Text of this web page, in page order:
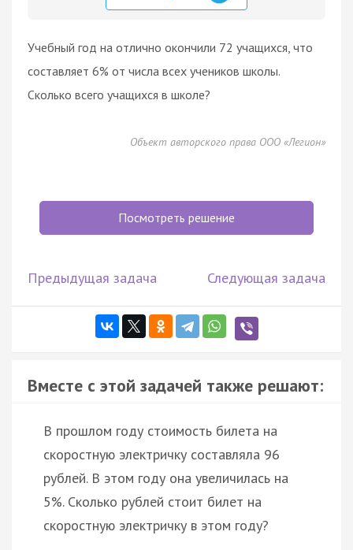
Учебный год на отлично окончили 72 учащихся, что
составляет 6% от числа всех учеников школы.
Сколько всего учащихся в школе?
Объект авторского права ООО «Легион»
Посмотреть решение
Предыдущая задача Следующая задача
Вместе с этой задачей также решают:
В прошлом году стоимость билета на
скоростную электричку составляла 96
рублей. В этом году она увеличилась на
5%. Сколько рублей стоит билет на
скоростную электричку в этом году?